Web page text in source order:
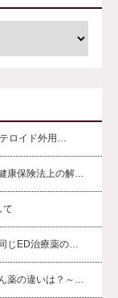
テロイド外用…
康保険法上の解…
て
じED治療薬の…
薬の違いは？～…